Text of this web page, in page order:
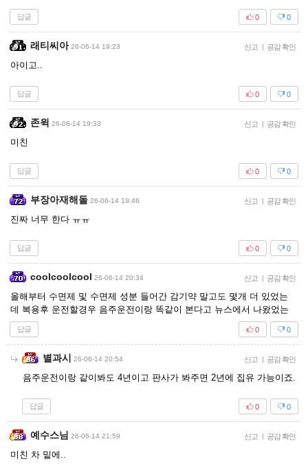
답글 0
0
래티씨아 26-06-14 19:23 신고 | 공감 확인
아이고..
답글 0
0
존윅 26-06-14 19:33 신고 | 공감 확인
미친
답글 0
0
부장아재해돌 26-06-14 19:46 신고 | 공감 확인
진짜 너무 한다 ㅠㅠ
답글 0
0
coolcoolcool 26-06-14 20:34 신고 | 공감 확인
올해부터 수면제 및 수면제 성분 들어간 감기약 말고도 몇개 더 있었는
데 복용후 운전할경우 음주운전이랑 똑같이 본다고 뉴스에서 나왔었는
답글 0
0
별과시 26-06-14 20:54 신고 | 공감 확인
음주운전이랑 같이봐도 4년이고 판사가 봐주면 2년에 집유 가능이죠.
답글 0
0
예수스님 26-06-14 21:59 신고 | 공감 확인
미친 차 밑에..